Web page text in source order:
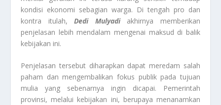
kondisi ekonomi sebagian warga. Di tengah pro dan
kontra itulah,Dedi Mulyadiakhirnya memberikan
penjelasan lebih mendalam mengenai maksud di balik
kebijakan ini.
Penjelasan tersebut diharapkan dapat meredam salah
paham dan mengembalikan fokus publik pada tujuan
mulia yang sebenarnya ingin dicapai. Pemerintah
provinsi, melalui kebijakan ini, berupaya menanamkan